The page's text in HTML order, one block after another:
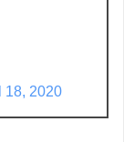
18, 2020